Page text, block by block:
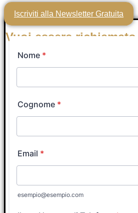
Iscriviti alla Newsletter Gratuita
Vuoi essere
nei prossimi minuti
Coach?